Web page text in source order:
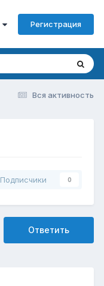
Регистрация
Вся активность
Подписчики 0
Ответить